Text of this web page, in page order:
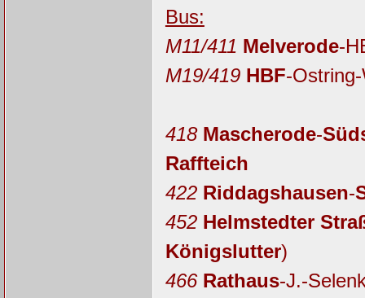
Bus:
M11/411 Melverode-
M19/419 HBF-
418 Mascherode-
Raffteich
422 Riddagshausen-
452 Helmstedter
Königslutter)
466 Rathaus-J.-